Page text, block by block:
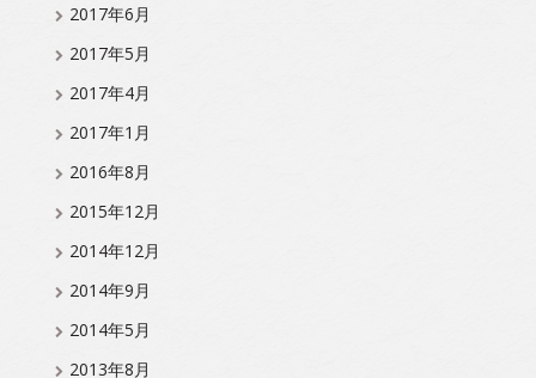
2017年6月
2017年5月
2017年4月
2017年1月
2016年8月
2015年12月
2014年12月
2014年9月
2014年5月
2013年8月